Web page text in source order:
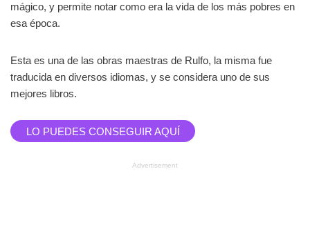
mágico, y permite notar como era la vida de los más pobres en
esa época.
Esta es una de las obras maestras de Rulfo, la misma fue
traducida en diversos idiomas, y se considera uno de sus
mejores libros.
LO PUEDES CONSEGUIR AQUÍ
Advertisement